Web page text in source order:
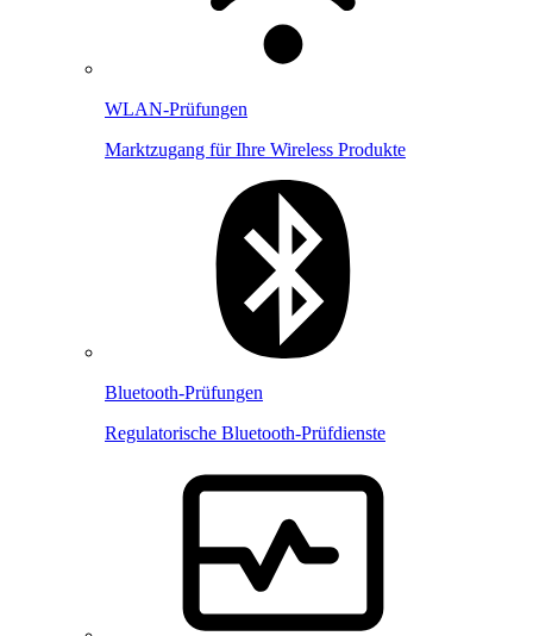
WLAN-Prüfungen
Marktzugang für Ihre Wireless Produkte
Bluetooth-Prüfungen
Regulatorische Bluetooth-Prüfdienste